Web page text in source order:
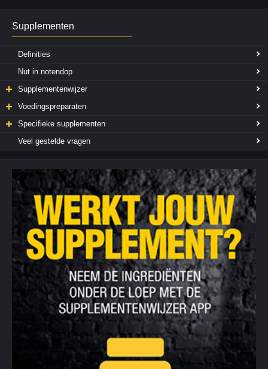
Supplementen
Definities
Nut in notendop
Supplementenwijzer
Voedingspreparaten
Specifieke supplementen
Veel gestelde vragen